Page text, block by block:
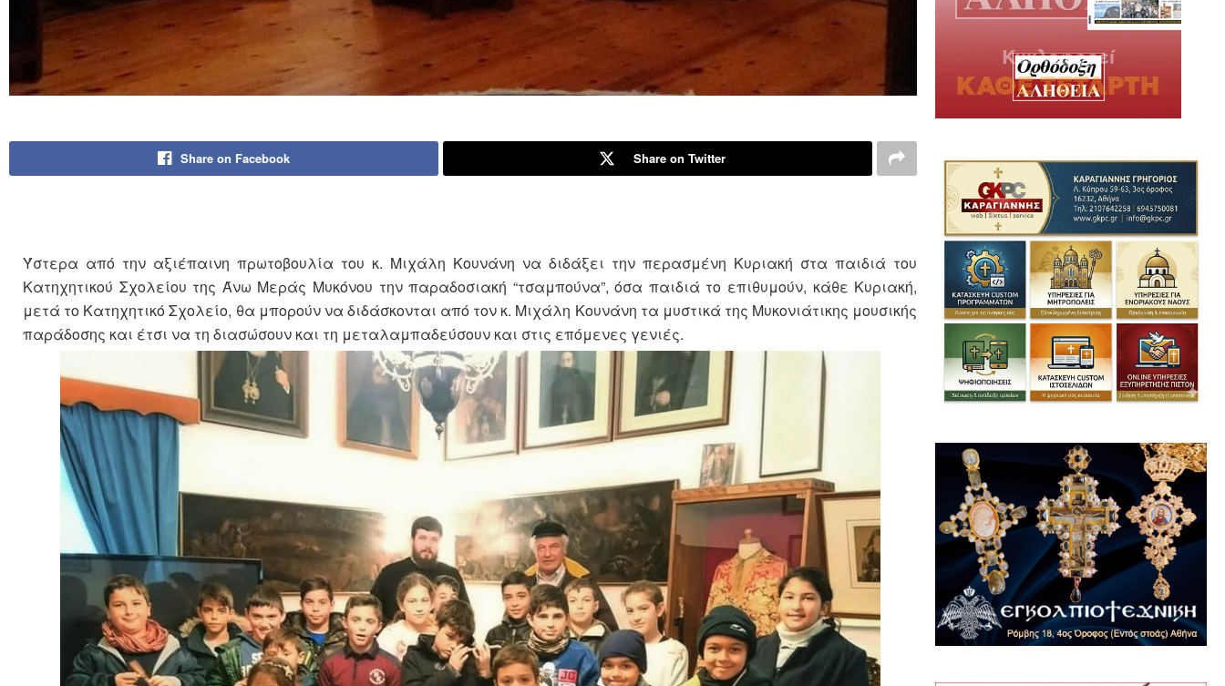
Share on Facebook Share on Twitter
Ύστερα από την αξιέπαινη πρωτοβουλία του κ. Μιχάλη Κουνάνη να διδάξει την περασμένη Κυριακή στα παιδιά του
Κατηχητικού Σχολείου της Άνω Μεράς Μυκόνου την παραδοσιακή “τσαμπούνα”, όσα παιδιά το επιθυμούν, κάθε Κυριακή,
μετά το Κατηχητικό Σχολείο, θα μπορούν να διδάσκονται από τον κ. Μιχάλη Κουνάνη τα μυστικά της Μυκονιάτικης μουσικής
παράδοσης και έτσι να τη διασώσουν και τη μεταλαμπαδεύσουν και στις επόμενες γενιές.